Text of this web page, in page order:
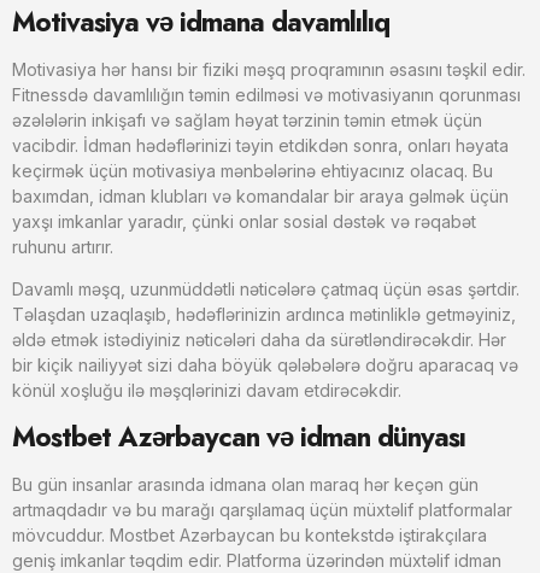
Motivasiya və idmana davamlılıq
Motivasiya hər hansı bir fiziki məşq proqramının əsasını təşkil edir.
Fitnessdə davamlılığın təmin edilməsi və motivasiyanın qorunması
əzələlərin inkişafı və sağlam həyat tərzinin təmin etmək üçün
vacibdir. İdman hədəflərinizi təyin etdikdən sonra, onları həyata
keçirmək üçün motivasiya mənbələrinə ehtiyacınız olacaq. Bu
baxımdan, idman klubları və komandalar bir araya gəlmək üçün
yaxşı imkanlar yaradır, çünki onlar sosial dəstək və rəqabət
ruhunu artırır.
Davamlı məşq, uzunmüddətli nəticələrə çatmaq üçün əsas şərtdir.
Təlaşdan uzaqlaşıb, hədəflərinizin ardınca mətinliklə getməyiniz,
əldə etmək istədiyiniz nəticələri daha da sürətləndirəcəkdir. Hər
bir kiçik nailiyyət sizi daha böyük qələbələrə doğru aparacaq və
könül xoşluğu ilə məşqlərinizi davam etdirəcəkdir.
Mostbet Azərbaycan və idman dünyası
Bu gün insanlar arasında idmana olan maraq hər keçən gün
artmaqdadır və bu marağı qarşılamaq üçün müxtəlif platformalar
mövcuddur. Mostbet Azərbaycan bu kontekstdə iştirakçılara
geniş imkanlar təqdim edir. Platforma üzərindən müxtəlif idman